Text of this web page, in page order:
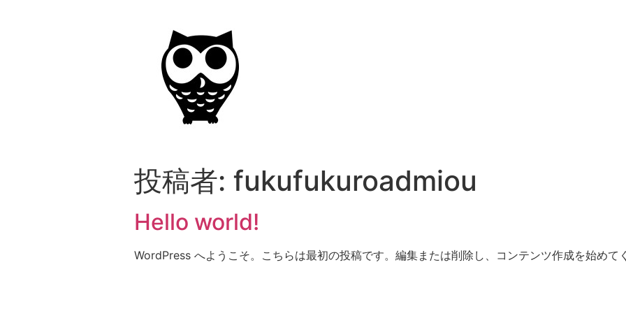
投稿者: fukufukuroadmiou
Hello world!
WordPress へようこそ。こちらは最初の投稿です。編集または削除し、コンテンツ作成を始めて